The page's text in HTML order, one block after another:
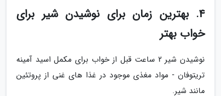
4. بهترین زمان برای نوشیدن شیر برای
خواب بهتر
نوشیدن شیر 2 ساعت قبل از خواب برای مکمل اسید آمینه
تریتوفان - مواد مغذی موجود در غذا های غنی از پروتئین
مانند شیر.